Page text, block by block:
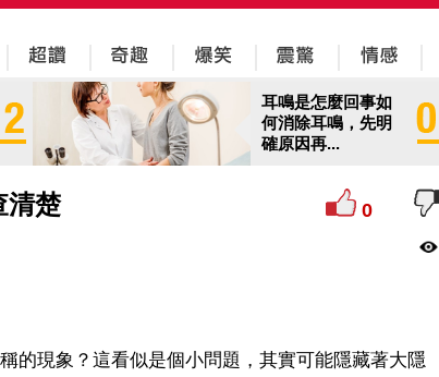
耳鳴是怎麼回事如
何消除耳鳴，先明
確原因再...
清楚 0
的現象？這看似是個小問題，其實可能隱藏著大隱